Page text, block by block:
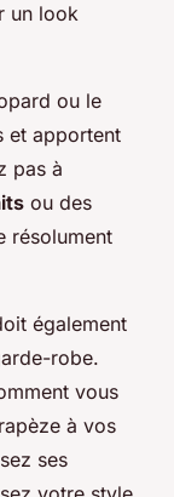
un look
ou le
et apportent
pas à
ou des
résolument
également
robe.
vous
à vos
ses